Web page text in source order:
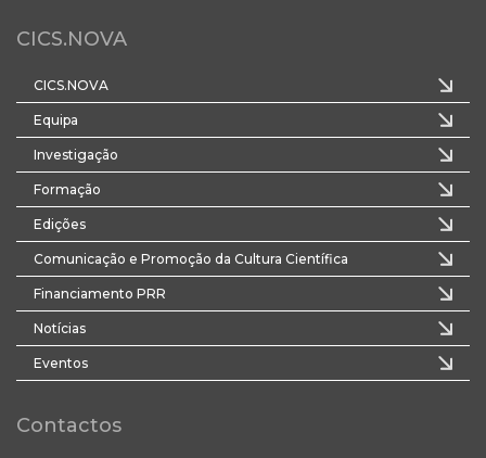
CICS.NOVA
CICS.NOVA
Equipa
Investigação
Formação
Edições
Comunicação e Promoção da Cultura Científica
Financiamento PRR
Notícias
Eventos
Contactos